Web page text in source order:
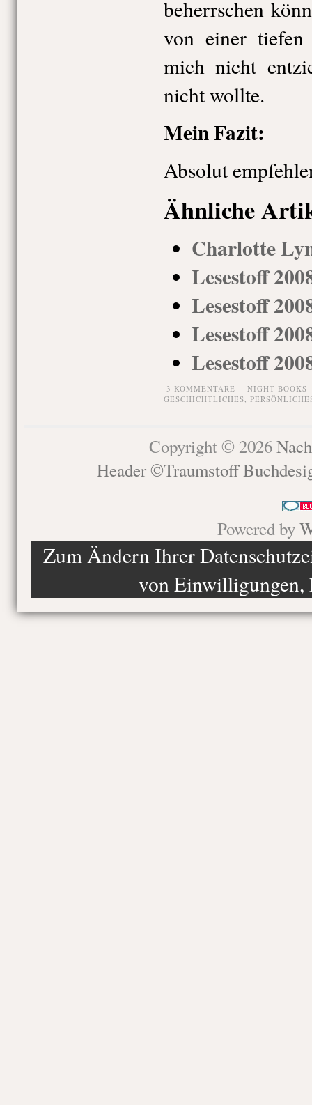
beherrschen
von einer
mich nicht
nicht wollte.
Mein Fazit:
Absolut
Ähnliche
Charlotte
Lesestoff
Lesestoff
Lesestoff
Lesestoff
3 KOMMENTARE
NIGHT BOOKS
GESCHICHTLICHES,
Copyright © 2026
Header ©Traumstoff
Powered by
Zum Ändern Ihrer
von